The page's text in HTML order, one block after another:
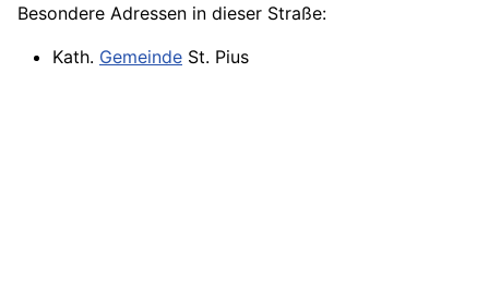
Besondere Adressen in dieser Straße:
Kath. Gemeinde St. Pius